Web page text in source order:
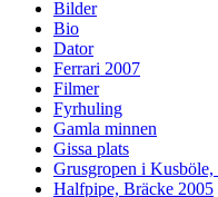
Bilder
Bio
Dator
Ferrari 2007
Filmer
Fyrhuling
Gamla minnen
Gissa plats
Grusgropen i Kusböle,
Halfpipe, Bräcke 2005